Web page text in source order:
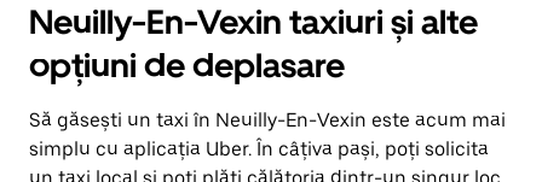
Neuilly-En-Vexin taxiuri și alte
opțiuni de deplasare
Să găsești un taxi în Neuilly-En-Vexin este acum mai
simplu cu aplicația Uber. În câțiva pași, poți solicita